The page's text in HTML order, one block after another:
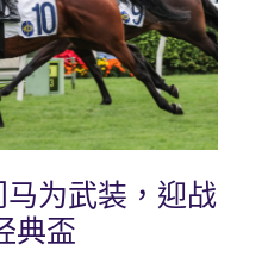
为武装，迎战
典盃